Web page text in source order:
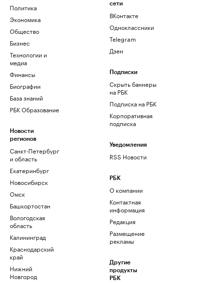
Политика
Экономика
Общество
Бизнес
Технологии и
медиа
Финансы
Биографии
База знаний
РБК Образование
Новости
регионов
Санкт-Петербург
и область
Екатеринбург
Новосибирск
Омск
Башкортостан
Вологодская
область
Калининград
Краснодарский
край
Нижний
Новгород
сети
ВКонтакте
Одноклассники
Telegram
Дзен
Подписки
Скрыть баннеры
на РБК
Подписка на РБК
Корпоративная
подписка
Уведомления
RSS Новости
РБК
О компании
Контактная
информация
Редакция
Размещение
рекламы
Другие
продукты
РБК